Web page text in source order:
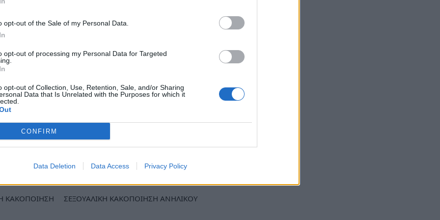
opt-out of the Sale of my Personal Data.
opt-out of processing my Personal Data for Targeted
opt-out of Collection, Use, Retention, Sale, and/or Sharing
Data that Is Unrelated with the Purposes for which it
CONFIRM
Data Deletion Data Access Privacy Policy
για μεγάλο διάστημα. Την ίδια
εμπλοκή σε υπόθεση παράνομης
από το
από αστυνομικούς του Τμήματος
χειροπέδες. Κρατείται τόσο για την
να απολογηθεί στην
καταδικαστική απόφαση, την οποία -ούτως
και μάθετε πρώτοι όλες τις ειδήσεις
ΚΑΚΟΠΟΙΗΣΗ
ΣΕΞΟΥΑΛΙΚΗ ΚΑΚΟΠΟΙΗΣΗ ΑΝΗΛΙΚΟΥ